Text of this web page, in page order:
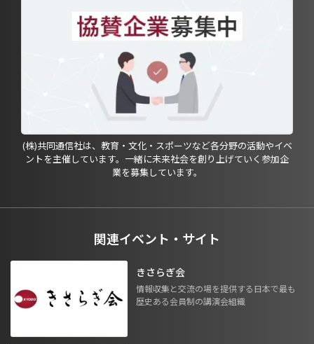
(株)共同通信社は、教育・文化・スポーツなど各分野の活動やイベ
ントを主催しています。一緒に未来社会を創り上げていく参加企
業を募集しています。
関連イベント・サイト
きさらぎ会
情報収集と交流の場を提供する日本で最も
歴史ある会員制の講演会組織